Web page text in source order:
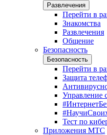
Развлечения
Перейти в
Знакомства
Развлечения
Общение
Безопасность
Безопасность
Перейти в
Защита
Управление
Тест по
Приложения МТС